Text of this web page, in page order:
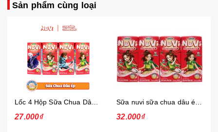
Sản phẩm cùng loại
27.000₫ 32.000₫